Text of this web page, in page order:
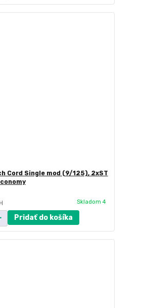
Cord Single mod (9/125), 2xST
Skladom 4
Pridať do košíka